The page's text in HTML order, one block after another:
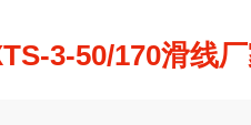
3-50/170滑线